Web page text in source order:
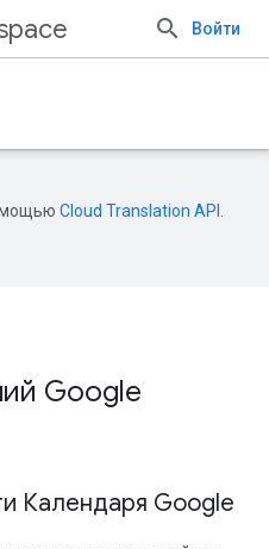
Войти
Cloud Translation API
Google
Календаря Google